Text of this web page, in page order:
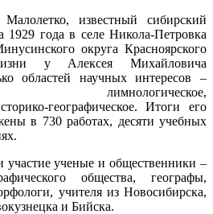
известный сибирский
1929 года в селе Никола-Петровка
округа Красноярского
у Алексея Михайловича
областей научных интересов –
лимнологическое,
географическое. Итоги его
в 730 работах, десяти учебных
ученые и общественники –
общества, географы,
учителя из Новосибирска,
и Бийска.